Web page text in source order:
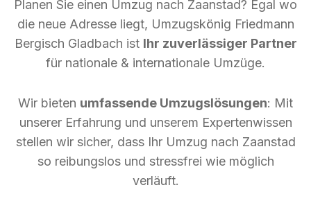
Planen Sie einen Umzug nach Zaanstad? Egal wo
die neue Adresse liegt, Umzugskönig Friedmann
Bergisch Gladbach ist Ihr zuverlässiger Partner
für nationale & internationale Umzüge.
Wir bieten umfassende Umzugslösungen: Mit
unserer Erfahrung und unserem Expertenwissen
stellen wir sicher, dass Ihr Umzug nach Zaanstad
so reibungslos und stressfrei wie möglich
verläuft.